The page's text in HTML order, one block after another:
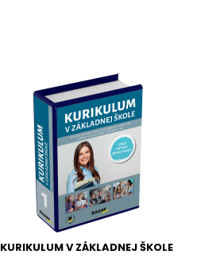
KURIKULUM V ZÁKLADNEJ ŠKOLE